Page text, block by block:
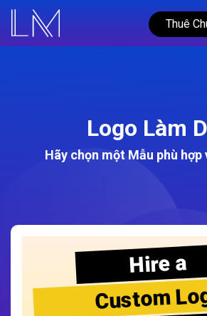
Thuê
Logo Làm
Hãy chọn một Mẫu phù hợp
Hire a
Custom